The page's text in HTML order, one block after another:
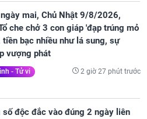
mai, Chủ Nhật 9/8/2026,
che chở 3 con giáp 'đạp trúng mỏ
tiền bạc nhiều như lá sung, sự
vượng phát
- Tử vi 2 giờ 27 phút trước
số độc đắc vào đúng 2 ngày liên